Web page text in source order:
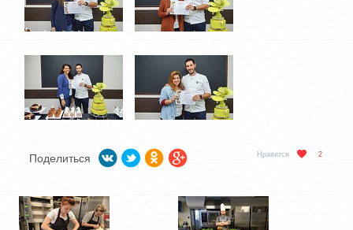
Поделиться Нравится 2